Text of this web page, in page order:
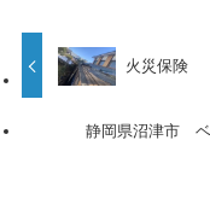
火災保険
静岡県沼津市